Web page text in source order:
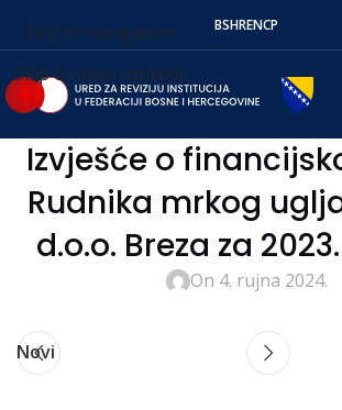
Skip to navigation
Skip to main content
BSHRENСР
Izvješće o
Rudnika mrkog
d.o.o. Breza za
On 4. rujna 2024.
Novi